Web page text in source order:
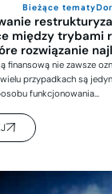
Bieżące tematy
między trybami
rozwiązanie
finansową nie zawsze
przypadkach są
funkcjonowania…